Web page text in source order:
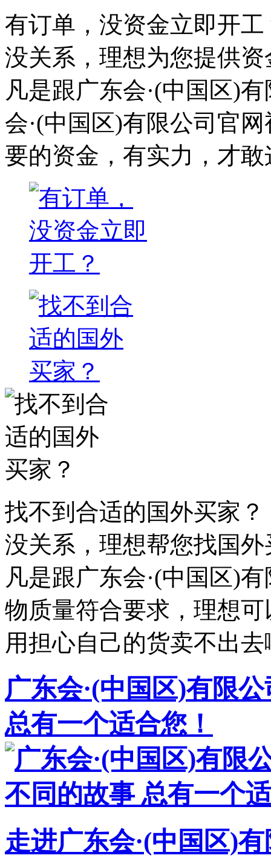
有订单，没资金立即开工
没关系，理想为您提供
凡是跟广东会·(中国区)
会·(中国区)有限公司官
要的资金，有实力，才
找不到合适的国外买家？
没关系，理想帮您找国外
凡是跟广东会·(中国区)
物质量符合要求，理想
用担心自己的货卖不出去
广东会·(中国区)有限
总有一个适合您！
走进广东会·(中国区)